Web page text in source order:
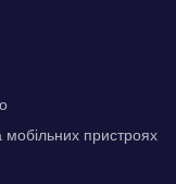
мобільних пристроях